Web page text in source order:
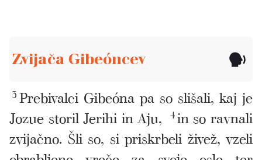
Zvijača Gibeóncev
3 Prebivalci Gibeóna pa so slišali, kaj je
Jozue storil Jerihi in Aju,
4in so ravnali
zvijačno. Šli so, si priskrbeli živež, vzeli